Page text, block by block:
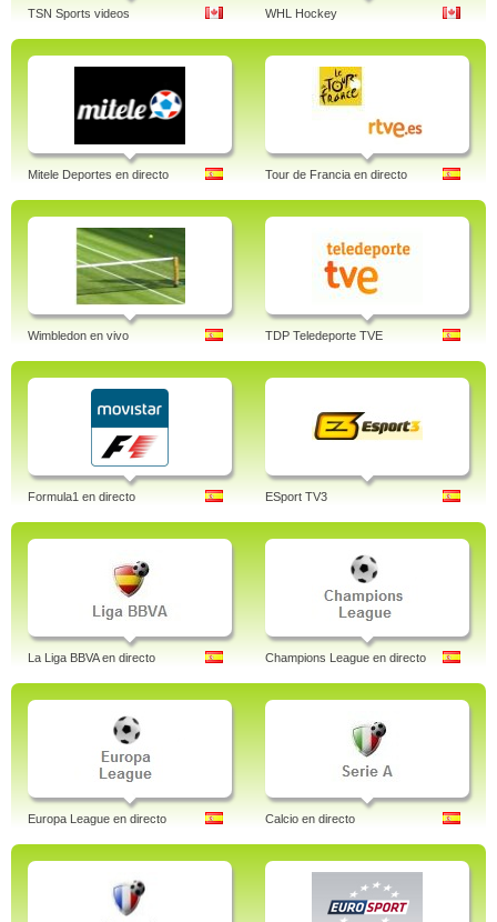
TSN Sports videos WHL Hockey
Mitele Deportes en directo Tour de Francia en directo
Wimbledon en vivo TDP Teledeporte TVE
Formula1 en directo ESport TV3
La Liga BBVA en directo Champions League en directo
Europa League en directo Calcio en directo